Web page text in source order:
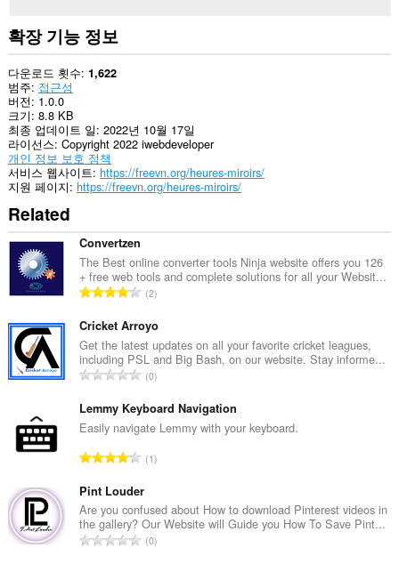
확장 기능 정보
다운로드 횟수 1,622
범주 접근성
버전 1.0.0
크기 8.8 KB
최종 업데이트 일 2022년 10월 17일
라이선스 Copyright 2022 iwebdeveloper
개인 정보 보호 정책
서비스 웹사이트 https://freevn.org/heures-miroirs/
지원 페이지 https://freevn.org/heures-miroirs/
Related
Convertzen
The Best online converter tools Ninja website offers you 126
+ free web tools and complete solutions for all your Websit...
총
급
수
:
2
Cricket Arroyo
Get the latest updates on all your favorite cricket leagues,
including PSL and Big Bash, on our website. Stay informe...
총
급
수
0
Lemmy Keyboard Navigation
Easily navigate Lemmy with your keyboard.
총
급
수
:
1
Pint Louder
Are you confused about How to download Pinterest videos in
the gallery? Our Website will Guide you How To Save Pint...
총
0